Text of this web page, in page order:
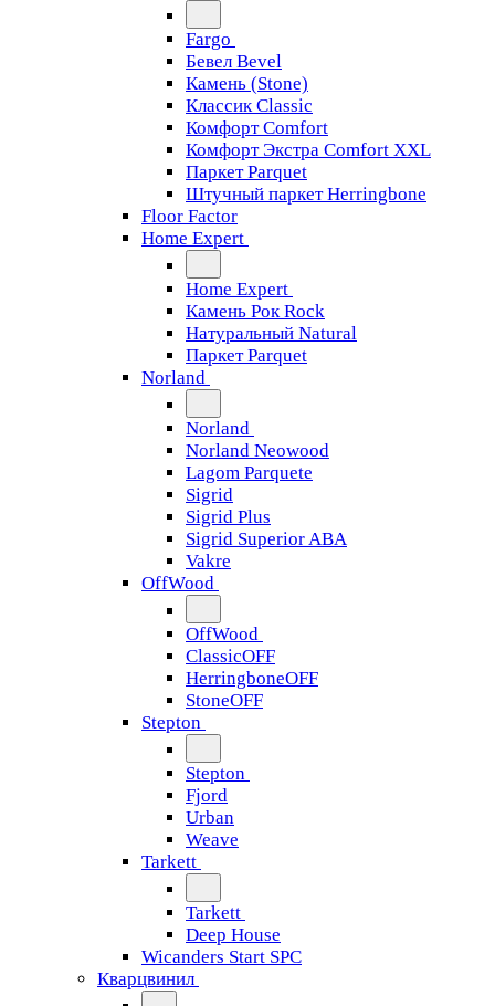
Fargo
Бевел Bevel
Камень (Stone)
Классик Classic
Комфорт Comfort
Комфорт Экстра Comfort XXL
Паркет Parquet
Штучный паркет Herringbone
Floor Factor
Home Expert
Home Expert
Камень Рок Rock
Натуральный Natural
Паркет Parquet
Norland
Norland
Norland Neowood
Lagom Parquete
Sigrid
Sigrid Plus
Sigrid Superior ABA
Vakre
OffWood
OffWood
ClassicOFF
HerringboneOFF
StoneOFF
Stepton
Stepton
Fjord
Urban
Weave
Tarkett
Tarkett
Deep House
Wicanders Start SPC
Кварцвинил